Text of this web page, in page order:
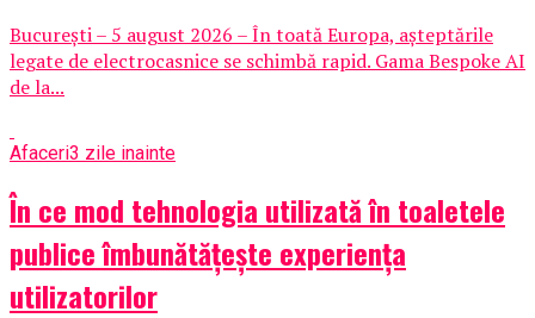
București – 5 august 2026 – În toată Europa, așteptările
legate de electrocasnice se schimbă rapid. Gama Bespoke AI
de la...
Afaceri3 zile inainte
În ce mod tehnologia utilizată în toaletele
publice îmbunătățește experiența
utilizatorilor